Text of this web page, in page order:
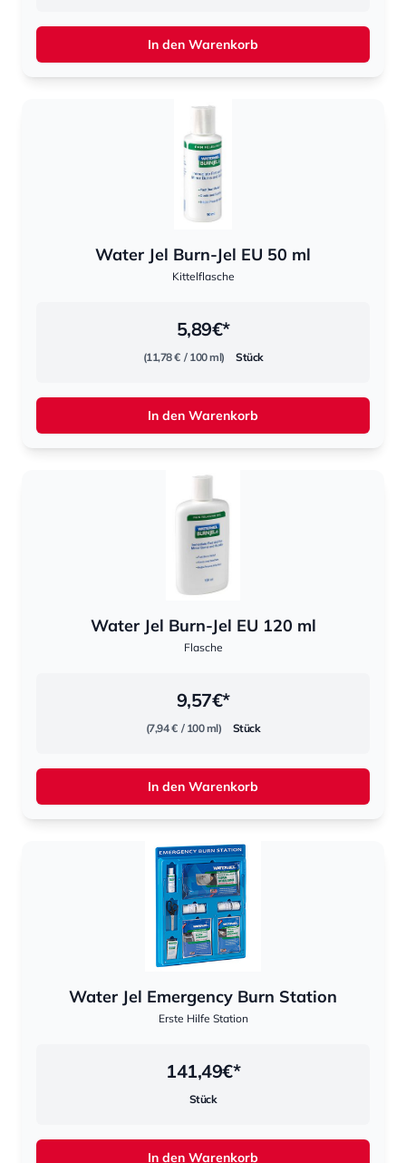
In den Warenkorb
Water Jel Burn-Jel EU 50 ml
Kittelflasche
5,89€*
(11,78 € / 100 ml) Stück
In den Warenkorb
Water Jel Burn-Jel EU 120 ml
Flasche
9,57€*
(7,94 € / 100 ml) Stück
In den Warenkorb
Water Jel Emergency Burn Station
Erste Hilfe Station
141,49€*
Stück
In den Warenkorb